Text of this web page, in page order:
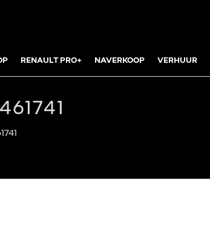
RENAULT PRO+ NAVERKOOP VERHUUR